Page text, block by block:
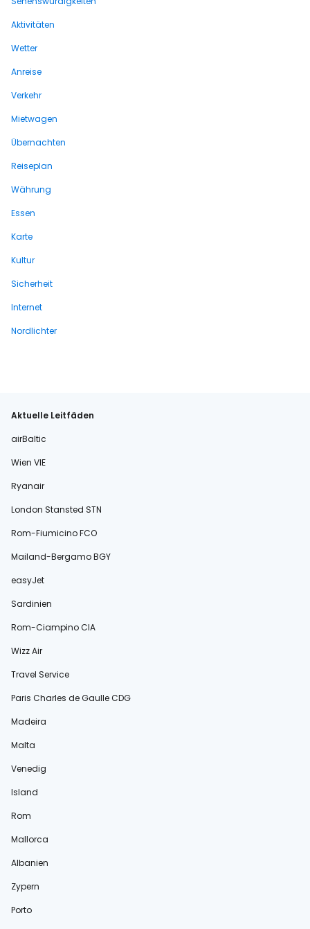
Aktivitäten
Wetter
Anreise
Verkehr
Mietwagen
Übernachten
Reiseplan
Währung
Essen
Karte
Kultur
Sicherheit
Internet
Nordlichter
Aktuelle Leitfäden
airBaltic
Wien VIE
Ryanair
London Stansted STN
Rom-Fiumicino FCO
Mailand-Bergamo BGY
easyJet
Sardinien
Rom-Ciampino CIA
Wizz Air
Travel Service
Paris Charles de Gaulle CDG
Madeira
Malta
Venedig
Island
Rom
Mallorca
Albanien
Zypern
Porto